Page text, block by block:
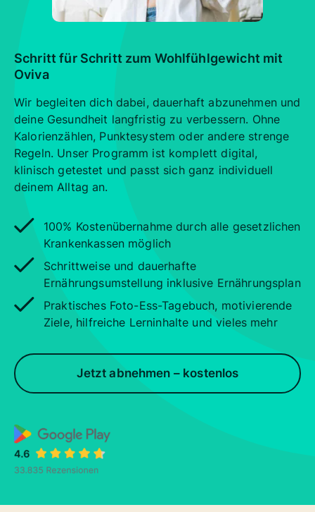
Schritt für Schritt zum Wohlfühlgewicht mit
Oviva
Wir begleiten dich dabei, dauerhaft abzunehmen und
deine Gesundheit langfristig zu verbessern. Ohne
Kalorienzählen, Punktesystem oder andere strenge
Regeln. Unser Programm ist komplett digital,
klinisch getestet und passt sich ganz individuell
deinem Alltag an.
100% Kostenübernahme durch alle gesetzlichen
Krankenkassen möglich
Schrittweise und dauerhafte
Ernährungsumstellung inklusive Ernährungsplan
Praktisches Foto-Ess-Tagebuch, motivierende
Ziele, hilfreiche Lerninhalte und vieles mehr
Jetzt abnehmen – kostenlos